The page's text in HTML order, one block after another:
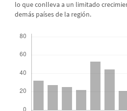
lo que conlleva a un limitado
demás países de la región.